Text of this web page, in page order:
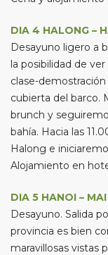
DIA 4 HALONG –
Desayuno ligero a
la posibilidad de
clase-
cubierta del barco.
brunch y
bahía. Hacia las
Halong e
Alojamiento en
DIA 5 HANOI –
Desayuno. Salida
provincia es bien
maravillosas vistas